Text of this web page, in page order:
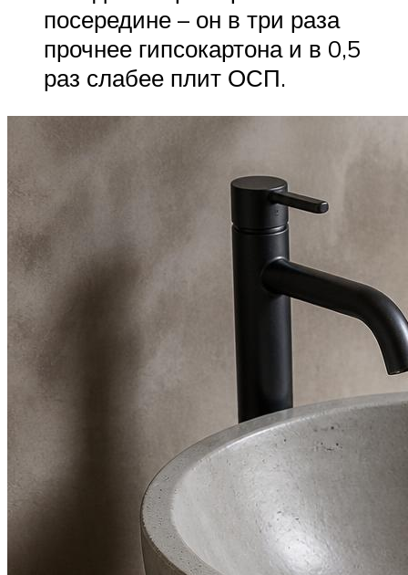
посередине – он в три раза
прочнее гипсокартона и в 0,5
раз слабее плит ОСП.